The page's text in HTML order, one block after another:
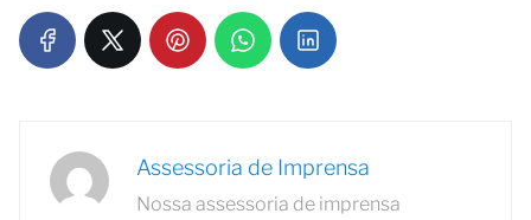
Assessoria de Imprensa
Nossa assessoria de imprensa